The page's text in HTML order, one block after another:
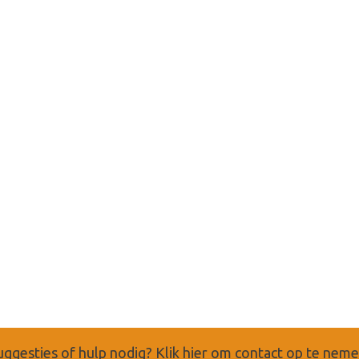
of hulp nodig? Klik hier om contact op te